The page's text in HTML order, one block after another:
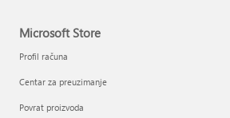
Microsoft Store
Profil računa
Centar za preuzimanje
Povrat proizvoda